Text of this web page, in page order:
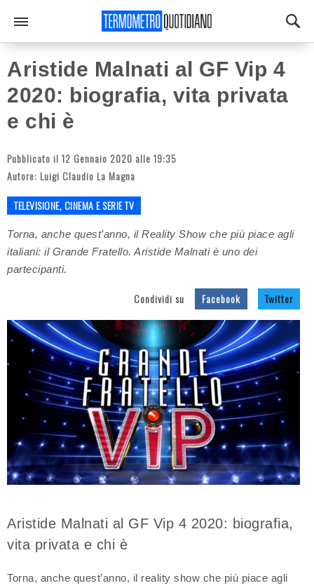
Aristide Malnati al GF Vip 4
2020: biografia, vita privata
e chi è
Pubblicato il 12 Gennaio 2020 alle 19:35
Autore: Luigi Claudio La Magna
TELEVISIONE, CINEMA E SERIE TV
Torna, anche quest’anno, il Reality Show che più piace agli
italiani: il Grande Fratello. Aristide Malnati è uno dei
partecipanti.
Condividi su Facebook Twitter
Aristide Malnati al GF Vip 4 2020: biografia,
vita privata e chi è
Torna, anche quest’anno, il reality show che più piace agli